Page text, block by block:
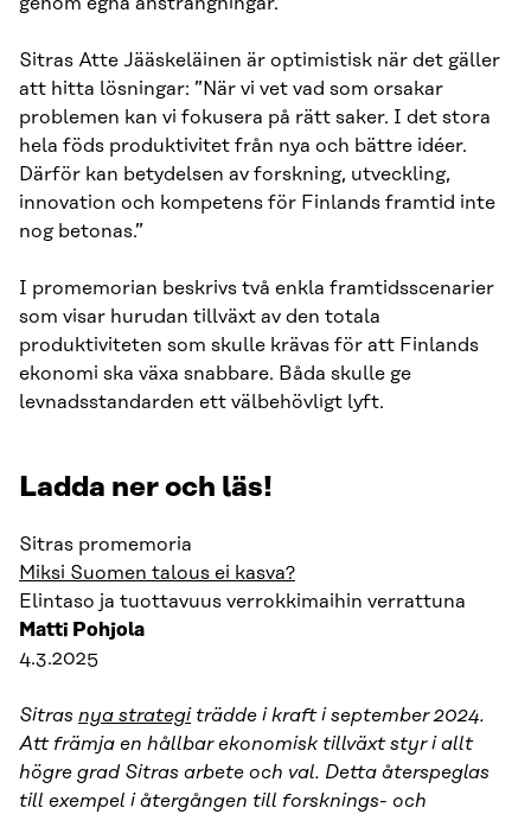
Sitras Atte Jääskeläinen är optimistisk när det gäller
att hitta lösningar: ”När vi vet vad som orsakar
problemen kan vi fokusera på rätt saker. I det stora
hela föds produktivitet från nya och bättre idéer.
Därför kan betydelsen av forskning, utveckling,
innovation och kompetens för Finlands framtid inte
nog betonas.”
I promemorian beskrivs två enkla framtidsscenarier
som visar hurudan tillväxt av den totala
produktiviteten som skulle krävas för att Finlands
ekonomi ska växa snabbare. Båda skulle ge
levnadsstandarden ett välbehövligt lyft.
Ladda ner och läs!
Sitras promemoria
Miksi Suomen talous ei kasva?
Elintaso ja tuottavuus verrokkimaihin verrattuna
Matti Pohjola
4.3.2025
Sitras nya strategiträdde i kraft i september 2024.
Att främja en hållbar ekonomisk tillväxt styr i allt
högre grad Sitras arbete och val. Detta återspeglas
till exempel i återgången till forsknings- och